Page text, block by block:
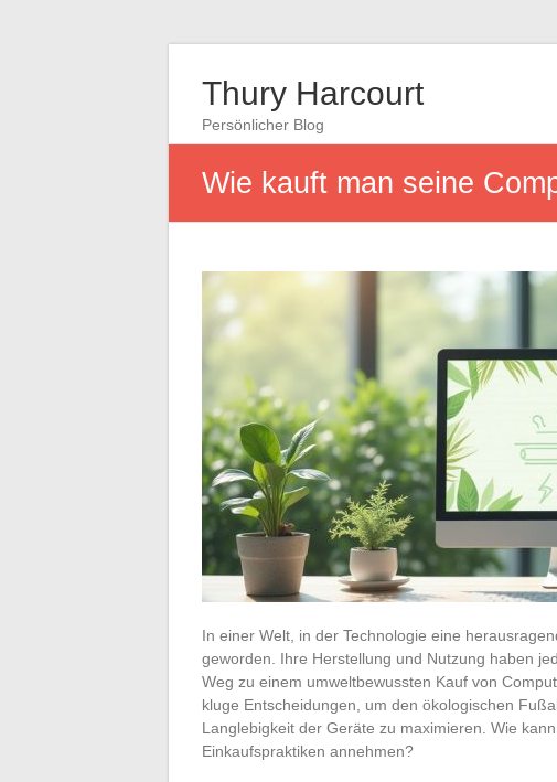
Thury Harcourt
Persönlicher Blog
Wie kauft man seine
In einer Welt, in der Technologie eine
geworden. Ihre Herstellung und Nutzung haben
Weg zu einem umweltbewussten Kauf von
kluge Entscheidungen, um den ökologischen
Langlebigkeit der Geräte zu maximieren. Wie
Einkaufspraktiken annehmen?